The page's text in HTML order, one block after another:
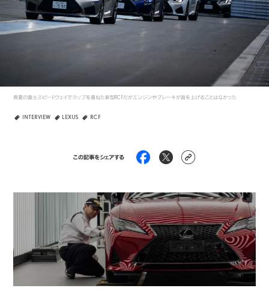
真夏の富士スピードウェイでラップを重ねた新型RC Fだがエンジンやブレーキが音を上げることはなかった
INTERVIEW LEXUS RC F
この記事をシェアする